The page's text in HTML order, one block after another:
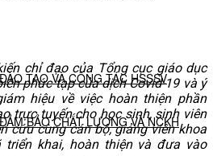
TẠO VÀ CÔNG TÁC HSSSV
BẢO CHẤT LƯỢNG VÀ NCKH
chỉ đạo của Tổng cục giáo dục
phức tạp của dịch Covid-19 và ý
hiệu về việc hoàn thiện phần
trực tuyến cho học sinh, sinh viên
cứu cùng cán bộ, giảng viên khoa
khai, hoàn thiện và đưa vào